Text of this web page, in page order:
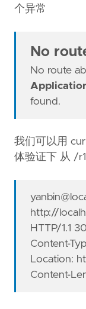
个异常
No
No route
found.
我们可以用
体验证下 从 /
http://
HTTP/1.1
Content-
Location:
Content-